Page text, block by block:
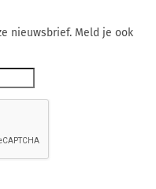
nieuwsbrief. Meld je ook